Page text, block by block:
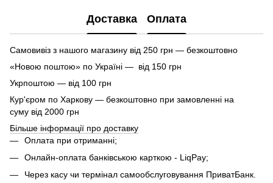
Доставка Оплата
Самовивіз з нашого магазину від 250 грн — безкоштовно
«Новою поштою» по Україні — від 150 грн
Укрпоштою — від 100 грн
Кур'єром по Харкову — безкоштовно при замовленні на
суму від 2000 грн
Більше інформації про доставку
Оплата при отриманні;
Онлайн-оплата банківською карткою - LiqPay;
Через касу чи термінал самообслуговування ПриватБанк.